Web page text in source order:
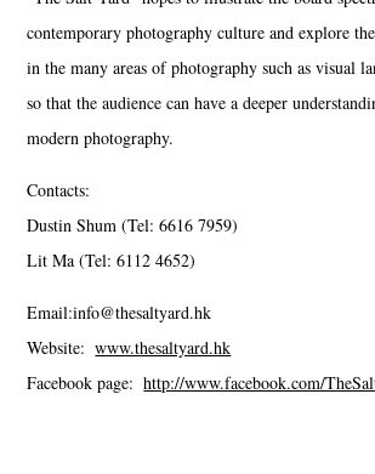
contemporary photography culture and explore
in the many areas of photography such as visual
so that the audience can have a deeper
modern photography.
Contacts:
Dustin Shum (Tel: 6616 7959)
Lit Ma (Tel: 6112 4652)
Email:info@thesaltyard.hk
Website: www.thesaltyard.hk
Facebook page: http://www.facebook.com/